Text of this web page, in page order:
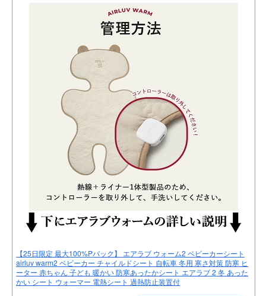
【25日限定 最大100%Pバック】 エアラブ ウォーム2 ベビーカーシート
airluv warm2 ベビーカー チャイルドシート 自転車 冬用 寒さ対策 防寒 ヒ
ーター 赤ちゃん 子ども 暖かい 防寒あったかシート エアラブ 2 冬 あった
かい シート ウォーマー 電熱シート 過熱防止装置付